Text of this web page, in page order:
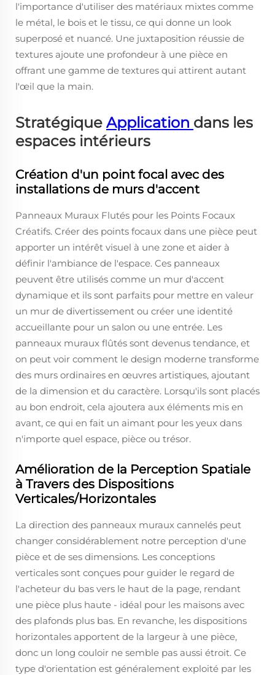
l'importance d'utiliser des matériaux mixtes comme
le métal, le bois et le tissu, ce qui donne un look
superposé et nuancé. Une juxtaposition réussie de
textures ajoute une profondeur à une pièce en
offrant une gamme de textures qui attirent autant
l'œil que la main.
Stratégique Application dans les
espaces intérieurs
Création d'un point focal avec des
installations de murs d'accent
Panneaux Muraux Flutés pour les Points Focaux
Créatifs. Créer des points focaux dans une pièce peut
apporter un intérêt visuel à une zone et aider à
définir l'ambiance de l'espace. Ces panneaux
peuvent être utilisés comme un mur d'accent
dynamique et ils sont parfaits pour mettre en valeur
un mur de divertissement ou créer une identité
accueillante pour un salon ou une entrée. Les
panneaux muraux flûtés sont devenus tendance, et
on peut voir comment le design moderne transforme
des murs ordinaires en œuvres artistiques, ajoutant
de la dimension et du caractère. Lorsqu'ils sont placés
au bon endroit, cela ajoutera aux éléments mis en
avant, ce qui en fait un aimant pour les yeux dans
n'importe quel espace, pièce ou trésor.
Amélioration de la Perception Spatiale
à Travers des Dispositions
Verticales/Horizontales
La direction des panneaux muraux cannelés peut
changer considérablement notre perception d'une
pièce et de ses dimensions. Les conceptions
verticales sont conçues pour guider le regard de
l'acheteur du bas vers le haut de la page, rendant
une pièce plus haute - idéal pour les maisons avec
des plafonds plus bas. En revanche, les dispositions
horizontales apportent de la largeur à une pièce,
donc un long couloir ne semble pas aussi étroit. Ce
type d'orientation est généralement exploité par les